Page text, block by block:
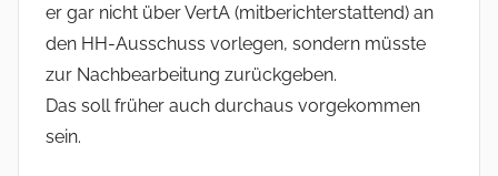
er gar nicht über VertA (mitberichterstattend) an
den HH-Ausschuss vorlegen, sondern müsste
zur Nachbearbeitung zurückgeben.
Das soll früher auch durchaus vorgekommen
sein.